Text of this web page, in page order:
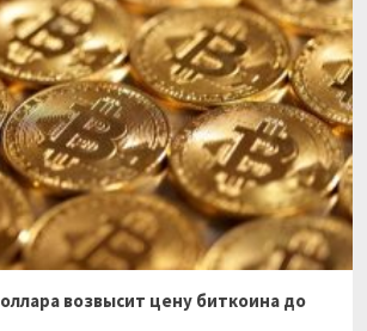
возвысит цену биткоина до